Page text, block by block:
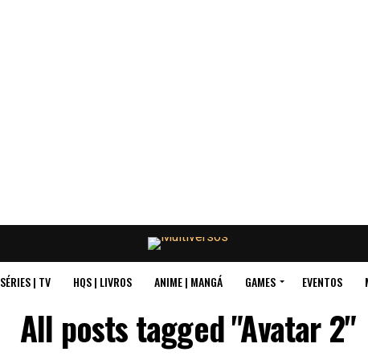
SÉRIES | TV HQS | LIVROS ANIME | MANGÁ GAMES EVENTOS
All posts tagged "Avatar 2"